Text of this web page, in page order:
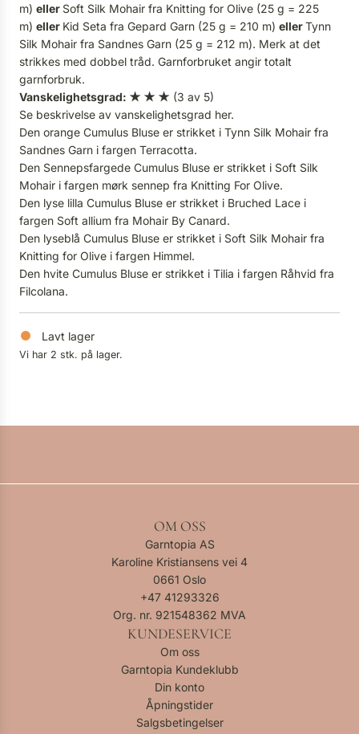
m) eller Soft Silk Mohair fra Knitting for Olive (25 g = 225
m) eller Kid Seta fra Gepard Garn (25 g = 210 m) ellerTynn
Silk Mohair fra Sandnes Garn (25 g = 212 m). Merk at det
strikkes med dobbel tråd. Garnforbruket angir totalt
garnforbruk.
Vanskelighetsgrad: ★ ★ ★ (3 av 5)
Se beskrivelse av vanskelighetsgrad her.
Den orange Cumulus Bluse er strikket i Tynn Silk Mohair fra
Sandnes Garn i fargen Terracotta.
Den Sennepsfargede Cumulus Bluse er strikket i Soft Silk
Mohair i fargen mørk sennep fra Knitting For Olive.
Den lyse lilla Cumulus Bluse er strikket i Bruched Lace i
fargen Soft allium fra Mohair By Canard.
Den lyseblå Cumulus Bluse er strikket i Soft Silk Mohair fra
Knitting for Olive i fargen Himmel.
Den hvite Cumulus Bluse er strikket i Tilia i fargen Råhvid fra
Filcolana.
Lavt lager
Vi har 2 stk. på lager.
OM OSS
Garntopia AS
Karoline Kristiansens vei 4
0661 Oslo
+47 41293326
Org. nr. 921548362 MVA
KUNDESERVICE
Om oss
Garntopia Kundeklubb
Din konto
Åpningstider
Salgsbetingelser